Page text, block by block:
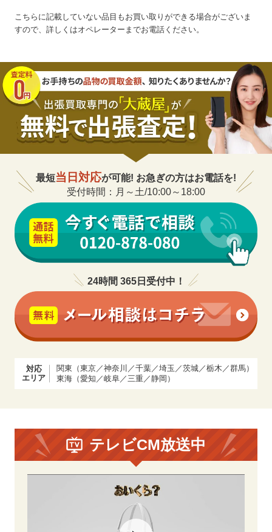
こちらに記載していない品目もお買い取りができる場合がございま
すので、詳しくはオペレーターまでお電話ください。
最短当日対応が可能! お急ぎの方はお電話を!
受付時間：月～土/10:00～18:00
24時間 365日受付中！
対応
エリア
関東（東京／神奈川／千葉／埼玉／茨城／栃木／群馬）
東海（愛知／岐阜／三重／静岡）
テレビCM放送中